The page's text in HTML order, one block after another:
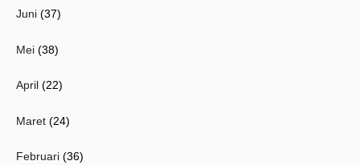
Juni (37)
Mei (38)
April (22)
Maret (24)
Februari (36)